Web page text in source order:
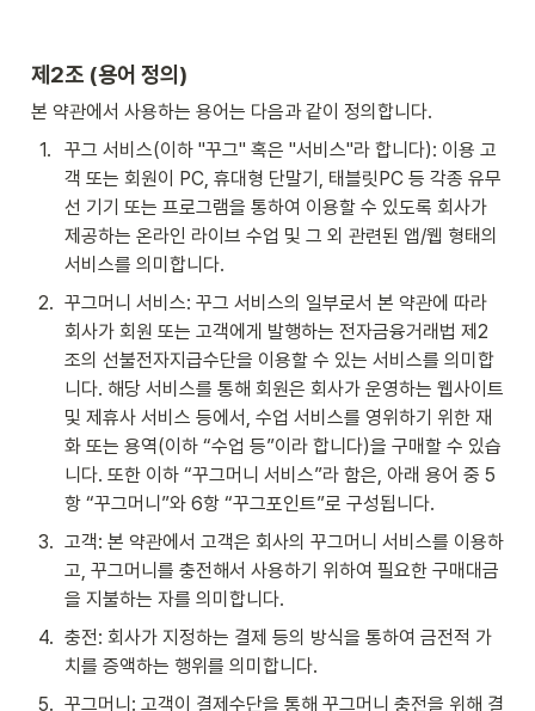
제2조 (용어 정의)
본 약관에서 사용하는 용어는 다음과 같이 정의합니다.
1.
꾸그 서비스(이하 "꾸그" 혹은 "서비스"라 합니다): 이용 고
객 또는 회원이 PC, 휴대형 단말기, 태블릿PC 등 각종 유무
선 기기 또는 프로그램을 통하여 이용할 수 있도록 회사가
제공하는 온라인 라이브 수업 및 그 외 관련된 앱/웹 형태의
서비스를 의미합니다.
2. 꾸그머니 서비스: 꾸그 서비스의 일부로서 본 약관에 따라
회사가 회원 또는 고객에게 발행하는 전자금융거래법 제2
조의 선불전자지급수단을 이용할 수 있는 서비스를 의미합
니다. 해당 서비스를 통해 회원은 회사가 운영하는 웹사이트
및 제휴사 서비스 등에서, 수업 서비스를 영위하기 위한 재
화 또는 용역(이하 “수업 등”이라 합니다)을 구매할 수 있습
니다. 또한 이하 “꾸그머니 서비스”라 함은, 아래 용어 중 5
항 “꾸그머니”와 6항 “꾸그포인트”로 구성됩니다.
3. 고객: 본 약관에서 고객은 회사의 꾸그머니 서비스를 이용하
고, 꾸그머니를 충전해서 사용하기 위하여 필요한 구매대금
을 지불하는 자를 의미합니다.
4. 충전: 회사가 지정하는 결제 등의 방식을 통하여 금전적 가
치를 증액하는 행위를 의미합니다.
5. 꾸그머니: 고객이 결제수단을 통해 꾸그머니 충전을 위해 결